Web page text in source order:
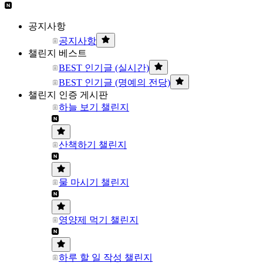
공지사항
공지사항
챌린지 베스트
BEST 인기글 (실시간)
BEST 인기글 (명예의 전당)
챌린지 인증 게시판
하늘 보기 챌린지
산책하기 챌린지
물 마시기 챌린지
영양제 먹기 챌린지
하루 할 일 작성 챌린지